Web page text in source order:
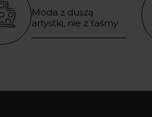
Moda z duszą
artystki, nie z taśmy